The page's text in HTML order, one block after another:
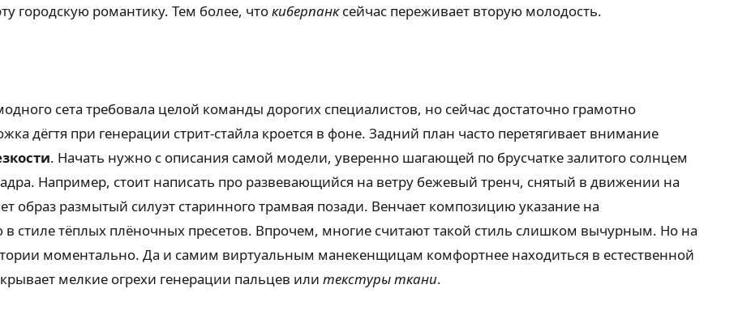
городскую романтику. Тем более, чтокиберпанксейчас переживает вторую молодость.
сета требовала целой команды дорогих специалистов, но сейчас достаточно грамотно
дёгтя при генерации стрит-стайла кроется в фоне. Задний план часто перетягивает внимание
. Начать нужно с описания самой модели, уверенно шагающей по брусчатке залитого солнцем
Например, стоит написать про развевающийся на ветру бежевый тренч, снятый в движении на
образ размытый силуэт старинного трамвая позади. Венчает композицию указание на
стиле тёплых плёночных пресетов. Впрочем, многие считают такой стиль слишком вычурным. Но на
моментально. Да и самим виртуальным манекенщицам комфортнее находиться в естественной
мелкие огрехи генерации пальцев или текстуры ткани.